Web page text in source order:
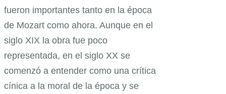
fueron importantes tanto en la época
de Mozart como ahora. Aunque en el
siglo XIX la obra fue poco
representada, en el siglo XX se
comenzó a entender como una crítica
cínica a la moral de la época y se